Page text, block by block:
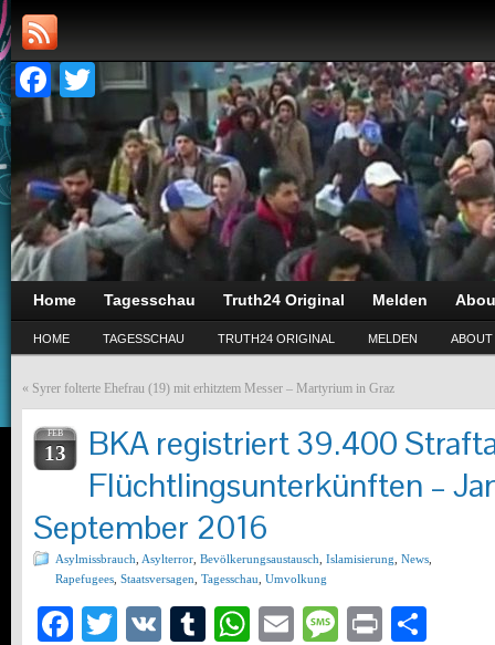
Facebook
Twitter
Home Tagesschau Truth24 Original Melden
HOME TAGESSCHAU TRUTH24 ORIGINAL MELDEN ABOUT
« Syrer folterte Ehefrau (19) mit erhitztem Messer – Martyrium in Graz
FEB
13
BKA registriert 39.400
Flüchtlingsunterkünften –
September 2016
Asylmissbrauch Asylterror Bevölkerungsaustausch Islamisierung News
Rapefugees Staatsversagen Tagesschau Umvolkung
Facebook
Twitter
VK Tumblr
WhatsApp
EmailMessage
Print